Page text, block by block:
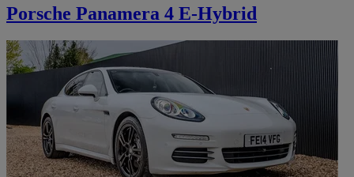
Porsche Panamera 4 E-Hybrid